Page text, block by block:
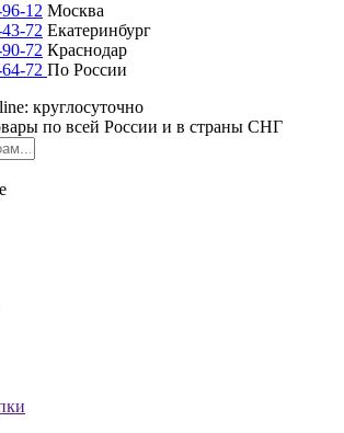
12 Москва
72 Екатеринбург
72 Краснодар
72 По России
круглосуточно
по всей России и в страны СНГ